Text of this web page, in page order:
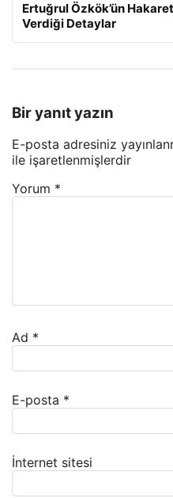
Ertuğrul Özkök’ün
Verdiği Detaylar
Bir yanıt yazın
E-posta adresiniz
ile işaretlenmişlerdir
Yorum *
Ad *
E-posta *
İnternet sitesi